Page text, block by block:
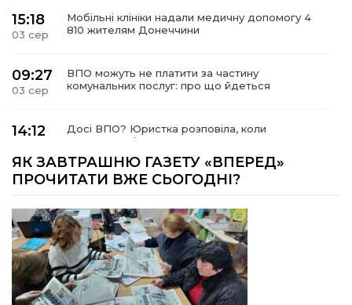
15:18
03 сер
Мобільні клініки надали медичну допомогу 4
810 жителям Донеччини
09:27
03 сер
ВПО можуть не платити за частину
комунальних послуг: про що йдеться
14:12
Досі ВПО? Юристка розповіла, коли
переселенці втрачають виплати та статус
01 сер
Аліна Кулик
15:58
31 лип
Літо в Жовтих Водах
ЯК ЗАВТРАШНЮ ГАЗЕТУ «ВПЕРЕД»
ПРОЧИТАТИ ВЖЕ СЬОГОДНІ?